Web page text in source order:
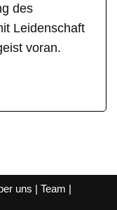
des
Leidenschaft
voran.
uns | Team |